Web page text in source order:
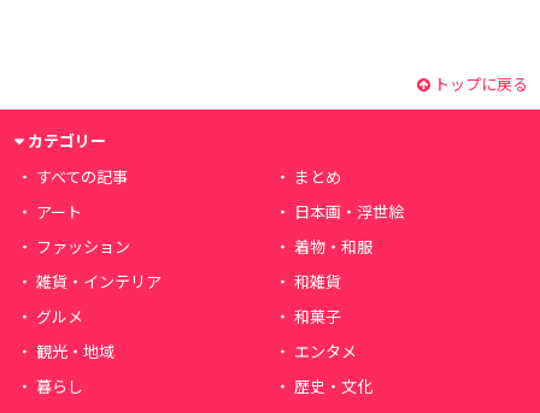
トップに戻る
カテゴリー
すべての記事
まとめ
アート
日本画・浮世絵
ファッション
着物・和服
雑貨・インテリア
和雑貨
グルメ
和菓子
観光・地域
エンタメ
暮らし
歴史・文化